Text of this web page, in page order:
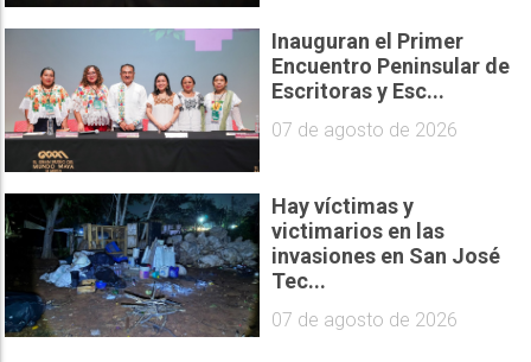
Inauguran el Primer
Encuentro Peninsular de
Escritoras y Esc...
07 de agosto de 2026
Hay víctimas y
victimarios en las
invasiones en San José
Tec...
07 de agosto de 2026